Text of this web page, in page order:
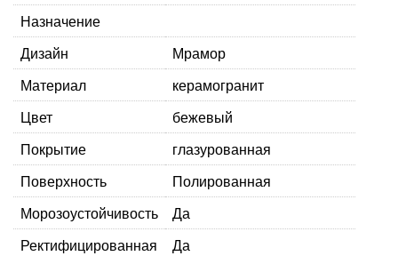
Назначение
Дизайн
Мрамор
Материал
керамогранит
Цвет
бежевый
Покрытие
глазурованная
Поверхность
Полированная
Морозоустойчивость
Да
Ректифицированная
Да